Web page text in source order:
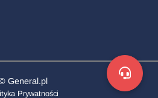
General.pl
Prywatności